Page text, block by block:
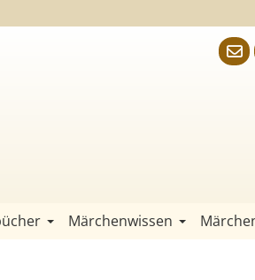
Märchenwissen